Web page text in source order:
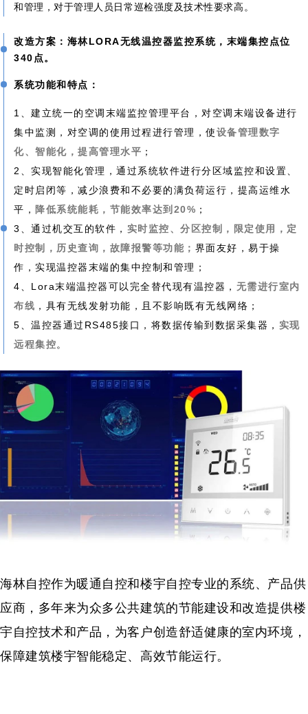
和管理，对于管理人员日常巡检强度及技术性要求高。
改造方案：海林LORA无线温控器监控系统，末端集控点位
340点。
系统功能和特点：
1、建立统一的空调末端监控管理平台，对空调末端设备进行
集中监测，对空调的使用过程进行管理，使设备管理数字
化、智能化，提高管理水平 ；
2、实现智能化管理，通过系统软件进行分区域监控和设置、
定时启闭等，减少浪费和不必要的满负荷运行，提高运维水
平， 降低系统能耗，节能效率达到20% ；
3、通过机交互的软件， 实时监控、分区控制，限定使用，定
时控制，历史查询，故障报警等功能； 界面友好，易于操
作，实现温控器末端的集中控制和管理；
4、Lora末端温控器可以完全替代现有温控器， 无需进行室内
布线 ，具有无线发射功能，且不影响既有无线网络；
5、温控器通过RS485接口，将数据传输到数据采集器， 实现
远程集控。
海林自控作为暖通自控和楼宇自控专业的系统、产品供
应商，多年来为众多公共建筑的节能建设和改造提供楼
宇自控技术和产品，为客户创造舒适健康的室内环境，
保障建筑楼宇智能稳定、高效节能运行。